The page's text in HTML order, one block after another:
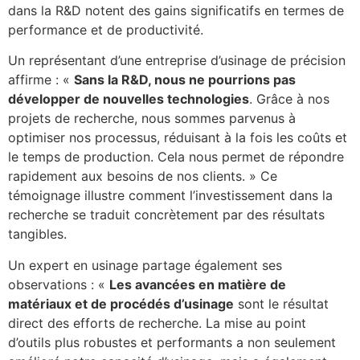
dans la R&D notent des gains significatifs en termes de
performance et de productivité.
Un représentant d’une entreprise d’usinage de précision
affirme : « Sans la R&D, nous ne pourrions pas
développer de nouvelles technologies. Grâce à nos
projets de recherche, nous sommes parvenus à
optimiser nos processus, réduisant à la fois les coûts et
le temps de production. Cela nous permet de répondre
rapidement aux besoins de nos clients. » Ce
témoignage illustre comment l’investissement dans la
recherche se traduit concrètement par des résultats
tangibles.
Un expert en usinage partage également ses
observations : « Les avancées en matière de
matériaux et de procédés d’usinage sont le résultat
direct des efforts de recherche. La mise au point
d’outils plus robustes et performants a non seulement